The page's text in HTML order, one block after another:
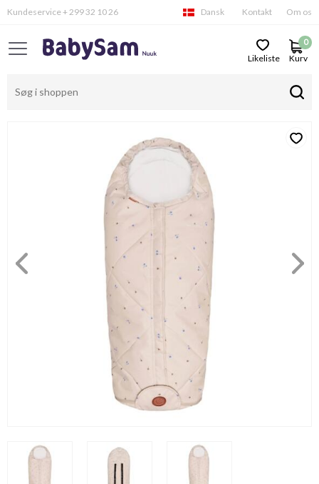
Kundeservice + 299 32 10 26 Kontakt Om os
Dansk
Kurv
0
Likeliste